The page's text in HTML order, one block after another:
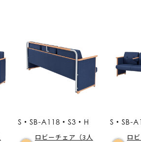
S・SB-A118・S3・H
ロビーチェア（3人
S・SB-
ロ